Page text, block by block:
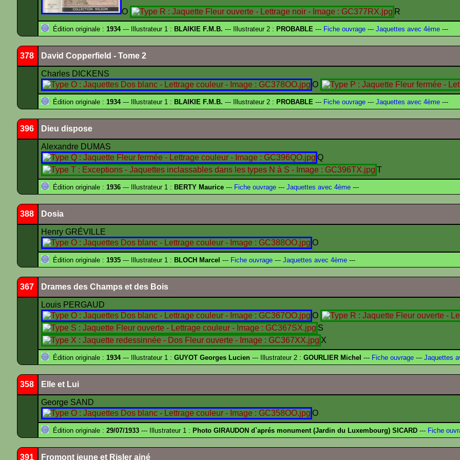
O R
Édition originale : 1934--- Illustrateur 1 : BLAIKIE F.M.B. --- Illustrateur 2 : PROBABLE --- Fiche ouvrage --- Jaquettes avec 4ème ---
378 David Copperfield - Tome 2
Charles DICKENS
O
Édition originale : 1934--- Illustrateur 1 : BLAIKIE F.M.B. --- Illustrateur 2 : PROBABLE --- Fiche ouvrage --- Jaquettes avec 4ème ---
396 Dieu dispose
Alexandre DUMAS
Q
T
Édition originale : 1936 --- Illustrateur 1 : BERTY Maurice --- Fiche ouvrage --- Jaquettes avec 4ème ---
388 Dosia
Henry GRÉVILLE
O
Édition originale : 1935 --- Illustrateur 1 : BLOCH Marcel --- Fiche ouvrage --- Jaquettes avec 4ème ---
367 Drames des Champs et des Bois
Louis PERGAUD
O
S
X
Édition originale : 1934--- Illustrateur 1 : GUYOT Georges Lucien --- Illustrateur 2 : GOURLIER Michel --- Fiche ouvrage --- Jaquettes
358 Elle et Lui
George SAND
O
Édition originale : 29/07/1933 --- Illustrateur 1 : Photo GIRAUDON d`aprés monument (Jardin du Luxembourg) SICARD --- Fiche
391 Fromont jeune et Risler ainé